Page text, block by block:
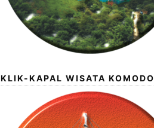
KLIK-KAPAL WISATA KOMODO